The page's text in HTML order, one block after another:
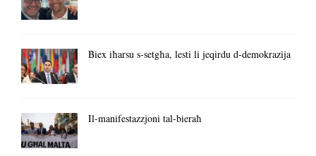
Biex iħarsu s-setgħa, lesti li jeqirdu d-demokrazija
Il-manifestazzjoni tal-bieraħ